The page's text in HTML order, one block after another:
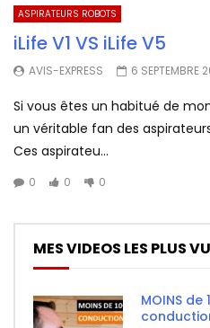
ASPIRATEURS ROBOTS
iLife V1 VS iLife V5
AVIS-EXPRESS 6 SEPTEMBRE
Si vous êtes un habitué de
un véritable fan des
Ces aspirateu...
0 0 0
MES VIDEOS LES PLUS
MOINS